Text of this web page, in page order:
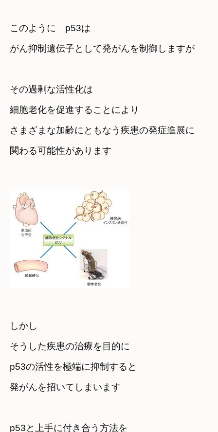
このように　p53は
がん抑制遺伝子として発がんを制御しますが
その過剰な活性化は
細胞老化を促進することにより
さまざまな加齢にともなう疾患の発症進展に
関わる可能性があります
しかし
そうした疾患の治療を目的に
p53の活性を極端に抑制すると
発がんを招いてしまいます
p53と上手に付き合う方法を